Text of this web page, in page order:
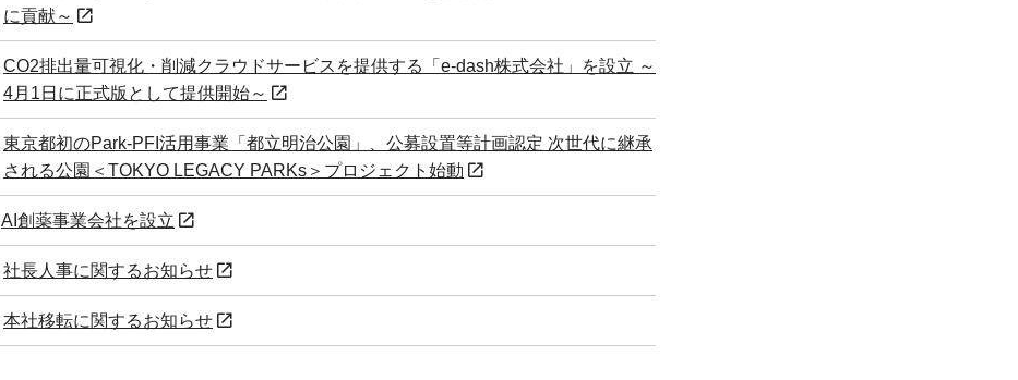
に貢献～
CO2排出量可視化・削減クラウドサービスを提供する「e-dash株式会社」を設立 ～
4月1日に正式版として提供開始～
東京都初のPark-PFI活用事業「都立明治公園」、公募設置等計画認定 次世代に継承
される公園＜TOKYO LEGACY PARKs＞プロジェクト始動
AI創薬事業会社を設立
社長人事に関するお知らせ
本社移転に関するお知らせ